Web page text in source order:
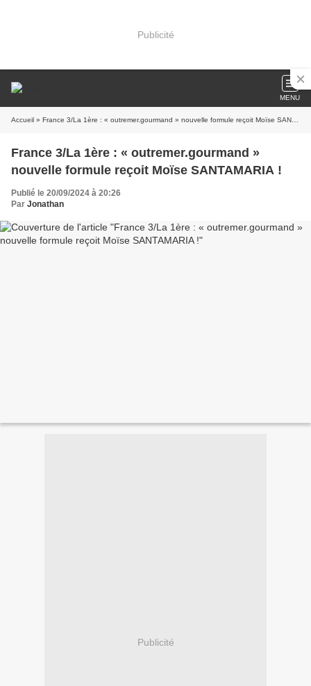
Publicité
MENU
Accueil » France 3/La 1ère : « outremer.gourmand » nouvelle formule reçoit Moïse SANTAMARIA !
France 3/La 1ère : « outremer.gourmand »
nouvelle formule reçoit Moïse SANTAMARIA !
Publié le 20/09/2024 à 20:26
Par Jonathan
Publicité